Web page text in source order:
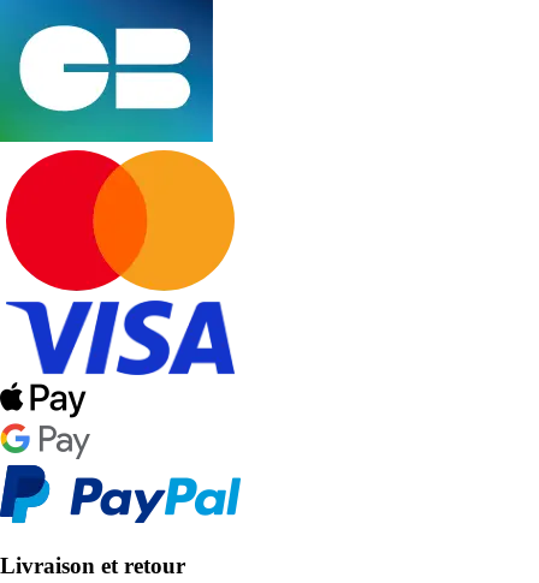
Livraison et retour